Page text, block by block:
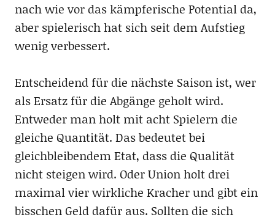
nach wie vor das kämpferische Potential da,
aber spielerisch hat sich seit dem Aufstieg
wenig verbessert.
Entscheidend für die nächste Saison ist, wer
als Ersatz für die Abgänge geholt wird.
Entweder man holt mit acht Spielern die
gleiche Quantität. Das bedeutet bei
gleichbleibendem Etat, dass die Qualität
nicht steigen wird. Oder Union holt drei
maximal vier wirkliche Kracher und gibt ein
bisschen Geld dafür aus. Sollten die sich